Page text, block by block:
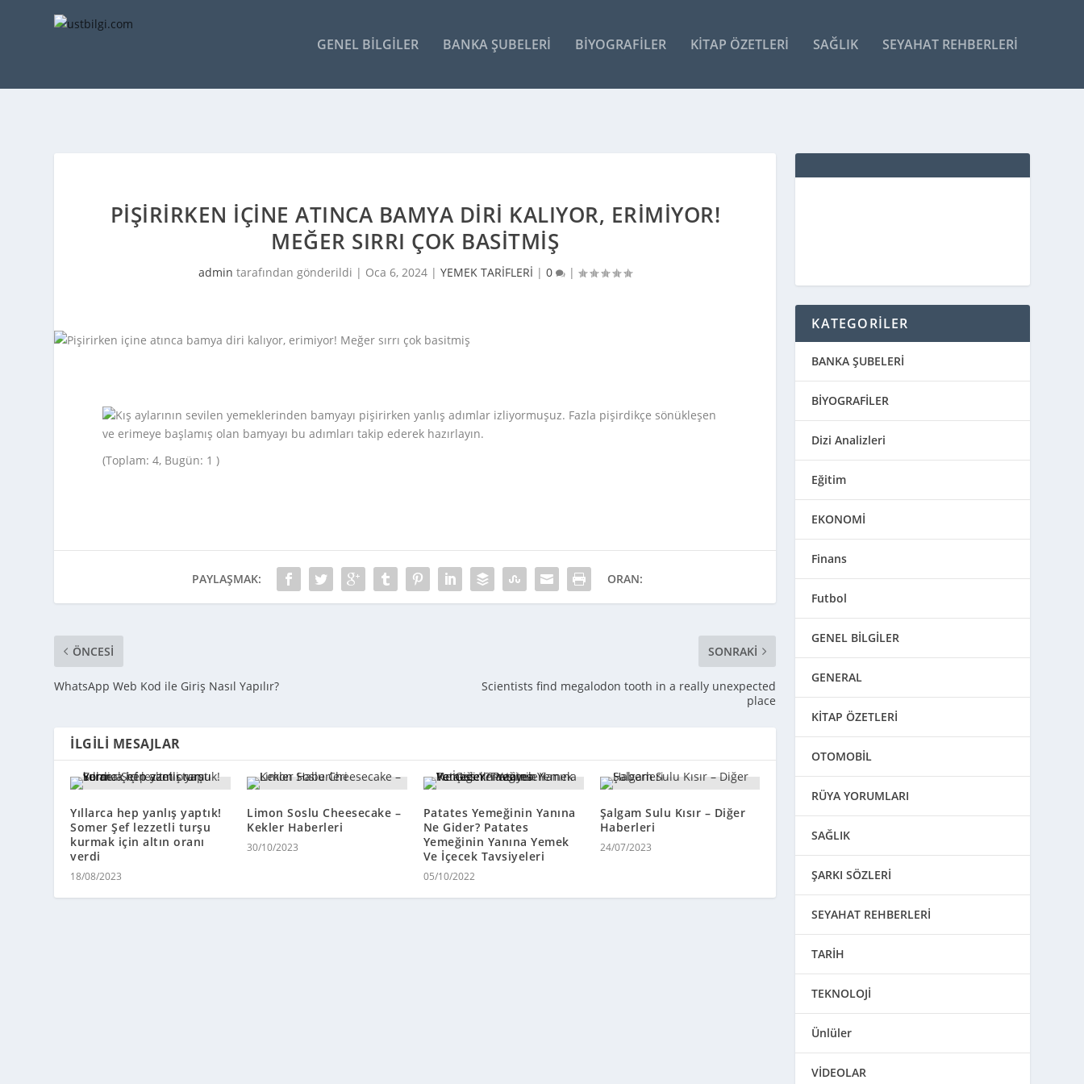
GENEL BILGILER BANKA ŞUBELERI BIYOGRAFILER KITAP ÖZETLERI SAĞLIK SEYAHAT REHBERLERI
PIŞIRIRKEN IÇINE ATINCA BAMYA DIRI KALIYOR, ERIMIYOR!
MEĞER SIRRI ÇOK BASITMIŞ
admin tarafından gönderildi | Oca 6, 2024 |YEMEK TARİFLERİ |0 |
Kış aylarının sevilen yemeklerinden bamyayı pişirirken yanlış adımlar izliyormuşuz. Fazla pişirdikçe sönükleşen
ve erimeye başlamış olan bamyayı bu adımları takip ederek hazırlayın.
(Toplam: 4, Bugün: 1 )
PAYLAŞMAK: ORAN:
ÖNCESI
WhatsApp Web Kod ile Giriş Nasıl Yapılır?
SONRAKI
Scientists find megalodon tooth in a really unexpected
place
İLGILI MESAJLAR
Yıllarca hep yanlış yaptık!
Somer Şef lezzetli turşu
kurmak için altın oranı
verdi
18/08/2023
Limon Soslu Cheesecake –
Kekler Haberleri
30/10/2023
Patates Yemeğinin Yanına
Ne Gider? Patates
Yemeğinin Yanına Yemek
Ve İçecek Tavsiyeleri
05/10/2022
Şalgam Sulu Kısır – Diğer
Haberleri
24/07/2023
KATEGORİLER
BANKA ŞUBELERİ
BİYOGRAFİLER
Dizi Analizleri
Eğitim
EKONOMİ
Finans
Futbol
GENEL BİLGİLER
GENERAL
KİTAP ÖZETLERİ
OTOMOBİL
RÜYA YORUMLARI
SAĞLIK
ŞARKI SÖZLERİ
SEYAHAT REHBERLERİ
TARİH
TEKNOLOJİ
Ünlüler
VİDEOLAR